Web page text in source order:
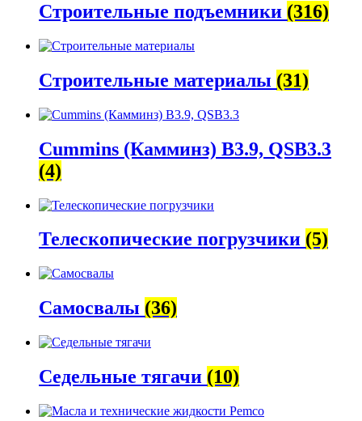
Строительные подъемники (316)
Строительные материалы (31)
Cummins (Камминз) B3.9, QSB3.3
(4)
Телескопические погрузчики (5)
Самосвалы (36)
Седельные тягачи (10)